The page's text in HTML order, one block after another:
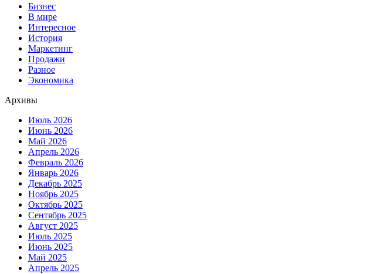
Бизнес
В мире
Интересное
История
Маркетинг
Продажи
Разное
Экономика
Архивы
Июль 2026
Июнь 2026
Май 2026
Апрель 2026
Февраль 2026
Январь 2026
Декабрь 2025
Ноябрь 2025
Октябрь 2025
Сентябрь 2025
Август 2025
Июль 2025
Июнь 2025
Май 2025
Апрель 2025